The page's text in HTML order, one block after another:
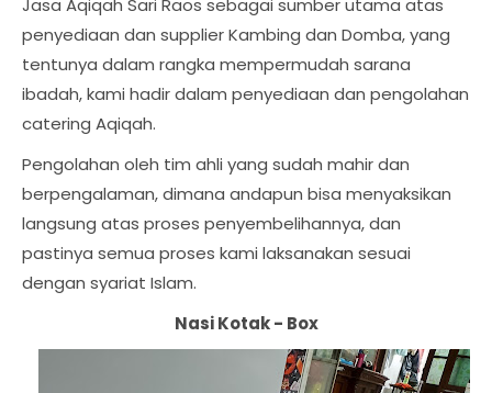
Jasa Aqiqah Sari Raos sebagai sumber utama atas
penyediaan dan supplier Kambing dan Domba, yang
tentunya dalam rangka mempermudah sarana
ibadah, kami hadir dalam penyediaan dan pengolahan
catering Aqiqah.
Pengolahan oleh tim ahli yang sudah mahir dan
berpengalaman, dimana andapun bisa menyaksikan
langsung atas proses penyembelihannya, dan
pastinya semua proses kami laksanakan sesuai
dengan syariat Islam.
Nasi Kotak - Box